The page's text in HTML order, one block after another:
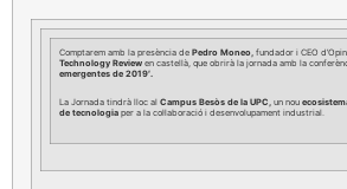
Comptarem amb la presència de Pedro Moneo, fundador i CEO
Technology Review en castellà, que obrirà la jornada amb la
emergentes de 2019′.
La Jornada tindrà lloc al Campus Besòs de la UPC, un nou
de tecnologia per a la col·laboració i desenvolupament industrial.